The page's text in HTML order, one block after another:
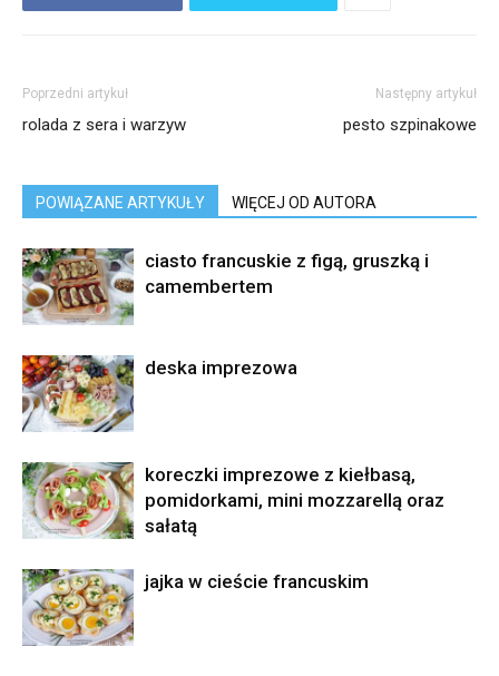
Poprzedni artykuł
rolada z sera i warzyw
Następny artykuł
pesto szpinakowe
POWIĄZANE ARTYKUŁY WIĘCEJ OD AUTORA
ciasto francuskie z figą, gruszką i
camembertem
deska imprezowa
koreczki imprezowe z kiełbasą,
pomidorkami, mini mozzarellą oraz
sałatą
jajka w cieście francuskim